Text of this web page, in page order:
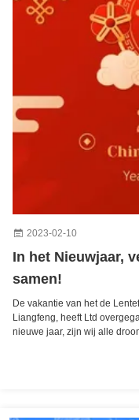
2023-02-10
In het Nieuwjaar,
samen!
De vakantie van het de
Liangfeng, heeft Ltd
nieuwe jaar, zijn wij alle